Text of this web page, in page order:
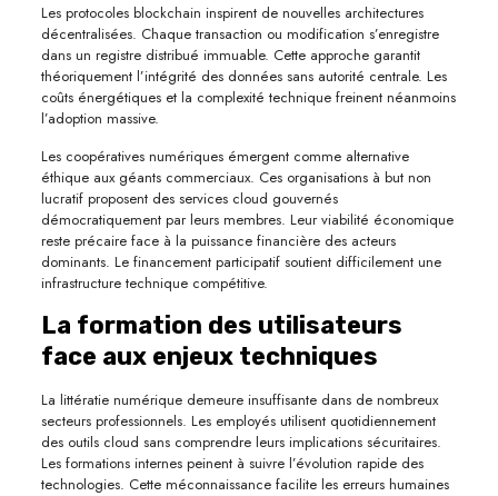
Les protocoles blockchain inspirent de nouvelles architectures
décentralisées. Chaque transaction ou modification s’enregistre
dans un registre distribué immuable. Cette approche garantit
théoriquement l’intégrité des données sans autorité centrale. Les
coûts énergétiques et la complexité technique freinent néanmoins
l’adoption massive.
Les coopératives numériques émergent comme alternative
éthique aux géants commerciaux. Ces organisations à but non
lucratif proposent des services cloud gouvernés
démocratiquement par leurs membres. Leur viabilité économique
reste précaire face à la puissance financière des acteurs
dominants. Le financement participatif soutient difficilement une
infrastructure technique compétitive.
La formation des utilisateurs
face aux enjeux techniques
La littératie numérique demeure insuffisante dans de nombreux
secteurs professionnels. Les employés utilisent quotidiennement
des outils cloud sans comprendre leurs implications sécuritaires.
Les formations internes peinent à suivre l’évolution rapide des
technologies. Cette méconnaissance facilite les erreurs humaines